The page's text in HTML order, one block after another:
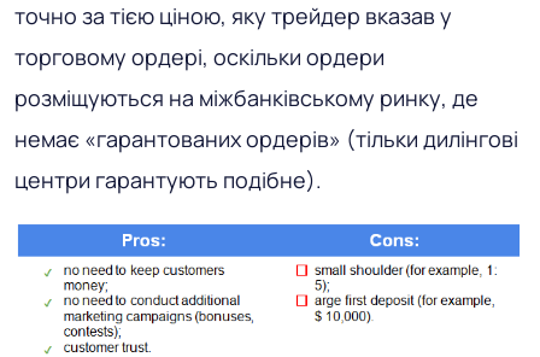
точно за тією ціною, яку трейдер вказав у
торговому ордері, оскільки ордери
розміщуються на міжбанківському ринку, де
немає «гарантованих ордерів» (тільки дилінгові
центри гарантують подібне).